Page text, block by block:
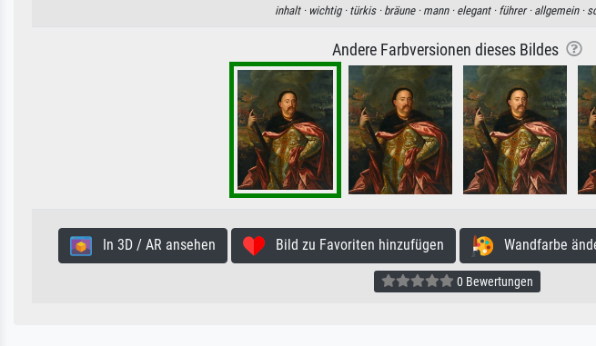
inhalt · wichtig · türkis · bräune · mann · elegant · führer · allgemein ·
Andere Farbversionen dieses Bildes
In 3D / AR ansehen Bild zu Favoriten hinzufügen Wandfarbe
0 Bewertungen